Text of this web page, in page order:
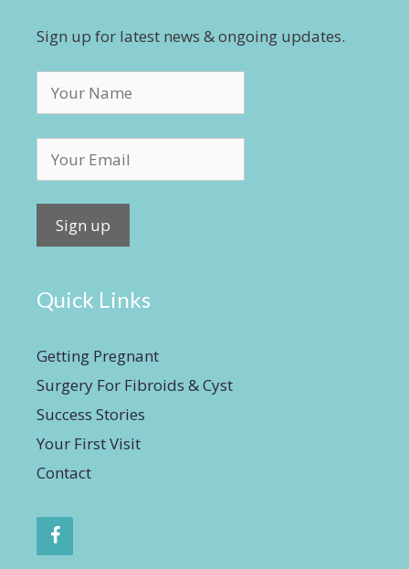
Sign up for latest news & ongoing updates.
Quick Links
Getting Pregnant
Surgery For Fibroids & Cyst
Success Stories
Your First Visit
Contact